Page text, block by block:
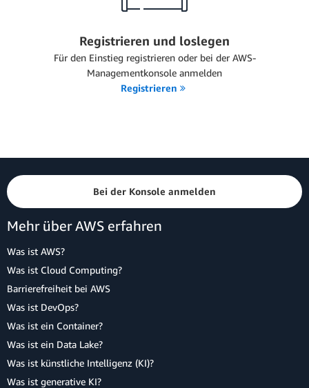
Registrieren und loslegen
Für den Einstieg registrieren oder bei der AWS-
Managementkonsole anmelden
Registrieren
Bei der Konsole anmelden
Mehr über AWS erfahren
Was ist AWS?
Was ist Cloud Computing?
Barrierefreiheit bei AWS
Was ist DevOps?
Was ist ein Container?
Was ist ein Data Lake?
Was ist künstliche Intelligenz (KI)?
Was ist generative KI?